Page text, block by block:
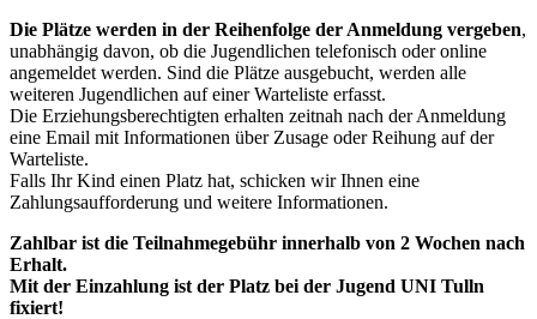
Die Plätze werden in der Reihenfolge der Anmeldung vergeben,
unabhängig davon, ob die Jugendlichen telefonisch oder online
angemeldet werden. Sind die Plätze ausgebucht, werden alle
weiteren Jugendlichen auf einer Warteliste erfasst.
Die Erziehungsberechtigten erhalten zeitnah nach der Anmeldung
eine Email mit Informationen über Zusage oder Reihung auf der
Warteliste.
Falls Ihr Kind einen Platz hat, schicken wir Ihnen eine
Zahlungsaufforderung und weitere Informationen.
Zahlbar ist die Teilnahmegebühr innerhalb von 2 Wochen nach
Erhalt.
Mit der Einzahlung ist der Platz bei der Jugend UNI Tulln
fixiert!